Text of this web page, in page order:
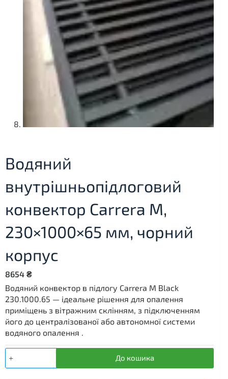
Водяний
внутрішньопідлоговий
конвектор Carrera M,
230×1000×65 мм, чорний
корпус
8654 ₴
Водяний конвектор в підлогу Carrera M Black
230.1000.65 — ідеальне рішення для опалення
приміщень з вітражним склінням, з підключенням
його до централізованої або автономної системи
водяного опалення .
Водяний
внутрішньопідлоговий
До кошика